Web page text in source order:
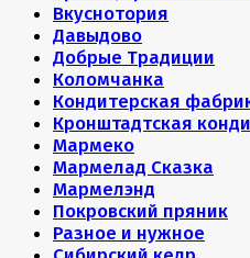
Вкуснотория
Давыдово
Добрые Традиции
Коломчанка
Кондитерская
Кронштадтская
Мармеко
Мармелад Сказка
Мармелэнд
Покровский пряник
Разное и нужное